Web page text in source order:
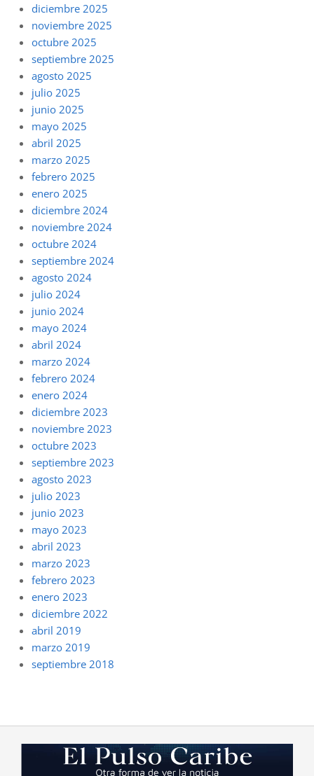
diciembre 2025
noviembre 2025
octubre 2025
septiembre 2025
agosto 2025
julio 2025
junio 2025
mayo 2025
abril 2025
marzo 2025
febrero 2025
enero 2025
diciembre 2024
noviembre 2024
octubre 2024
septiembre 2024
agosto 2024
julio 2024
junio 2024
mayo 2024
abril 2024
marzo 2024
febrero 2024
enero 2024
diciembre 2023
noviembre 2023
octubre 2023
septiembre 2023
agosto 2023
julio 2023
junio 2023
mayo 2023
abril 2023
marzo 2023
febrero 2023
enero 2023
diciembre 2022
abril 2019
marzo 2019
septiembre 2018